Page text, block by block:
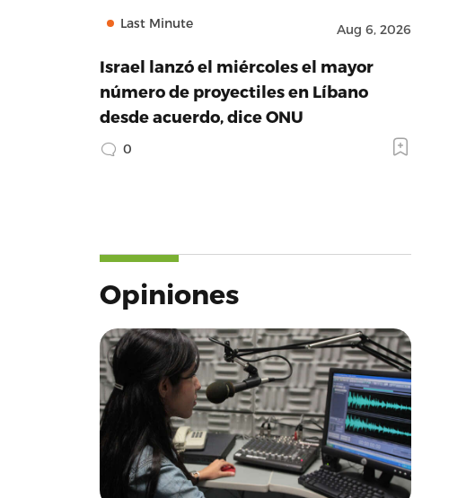
Last Minute Aug 6, 2026
Israel lanzó el miércoles el mayor
número de proyectiles en Líbano
desde acuerdo, dice ONU
0
Opiniones